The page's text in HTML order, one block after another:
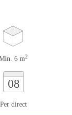
6 m2
08
Per direct